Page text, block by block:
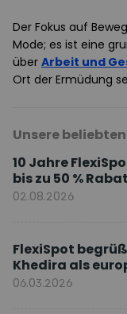
Der Fokus auf
Mode; es ist eine
über Arbeit und
Ort der Ermüdung
Unsere
10 Jahre
bis zu 50 %
02.08.2026
FlexiSpot
Khedira als
06.03.2026